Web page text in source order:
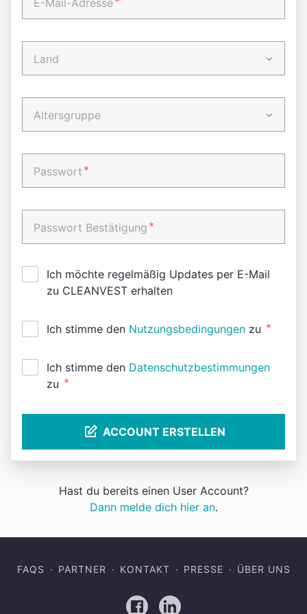
E-Mail-Adresse
Land
Altersgruppe
Passwort *
Passwort Bestätigung *
Ich möchte regelmäßig Updates per E-Mail
zu CLEANVEST erhalten
Ich stimme den Nutzungsbedingungen zu *
Ich stimme den Datenschutzbestimmungen
zu *
ACCOUNT ERSTELLEN
Hast du bereits einen User Account?
Dann melde dich hier an.
FAQS PARTNER KONTAKT PRESSE ÜBER UNS